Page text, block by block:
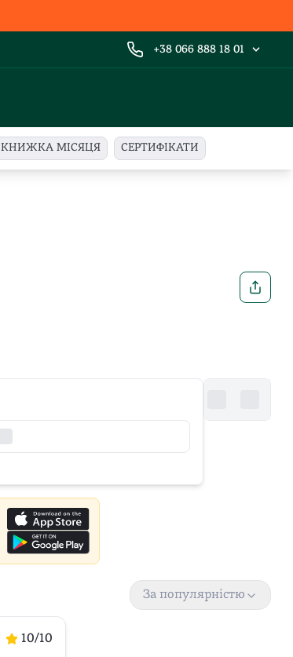
+38 066 888 18 01
КНИЖКА МІСЯЦЯ СЕРТИФІКАТИ
За популярністю
10/10